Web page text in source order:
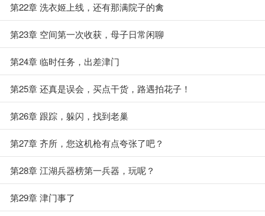
第22章 洗衣姬上线，还有那满院子的禽
第23章 空间第一次收获，母子日常闲聊
第24章 临时任务，出差津门
第25章 还真是误会，买点干货，路遇拍花子！
第26章 跟踪，躲闪，找到老巢
第27章 齐所，您这机枪有点夸张了吧？
第28章 江湖兵器榜第一兵器，玩呢？
第29章 津门事了